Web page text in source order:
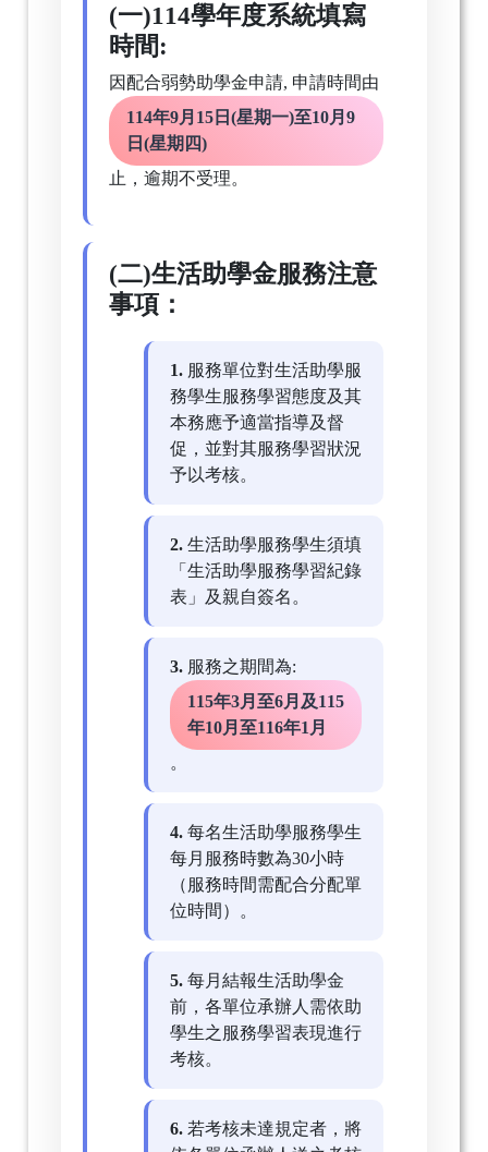
(一)114學年度系統填寫
時間:
因配合弱勢助學金申請, 申請時間由
114年9月15日(星期一)至10月9
日(星期四)
止，逾期不受理。
(二)生活助學金服務注意
事項：
1.服務單位對生活助學服
務學生服務學習態度及其
本務應予適當指導及督
促，並對其服務學習狀況
予以考核。
2.生活助學服務學生須填
「生活助學服務學習紀錄
表」及親自簽名。
3.服務之期間為:
115年3月至6月及115
年10月至116年1月
。
4.每名生活助學服務學生
每月服務時數為30小時
（服務時間需配合分配單
位時間）。
5.每月結報生活助學金
前，各單位承辦人需依助
學生之服務學習表現進行
考核。
6.若考核未達規定者，將